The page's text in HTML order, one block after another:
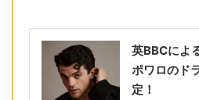
英BBCによ
ポワロのド
定！